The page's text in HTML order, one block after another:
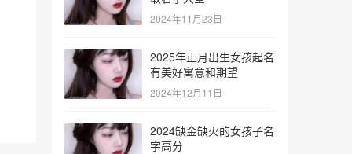
2024年11月23日
2025年正月出生女孩起名
有美好寓意和期望
2024年12月11日
2024缺金缺火的女孩子名
字高分